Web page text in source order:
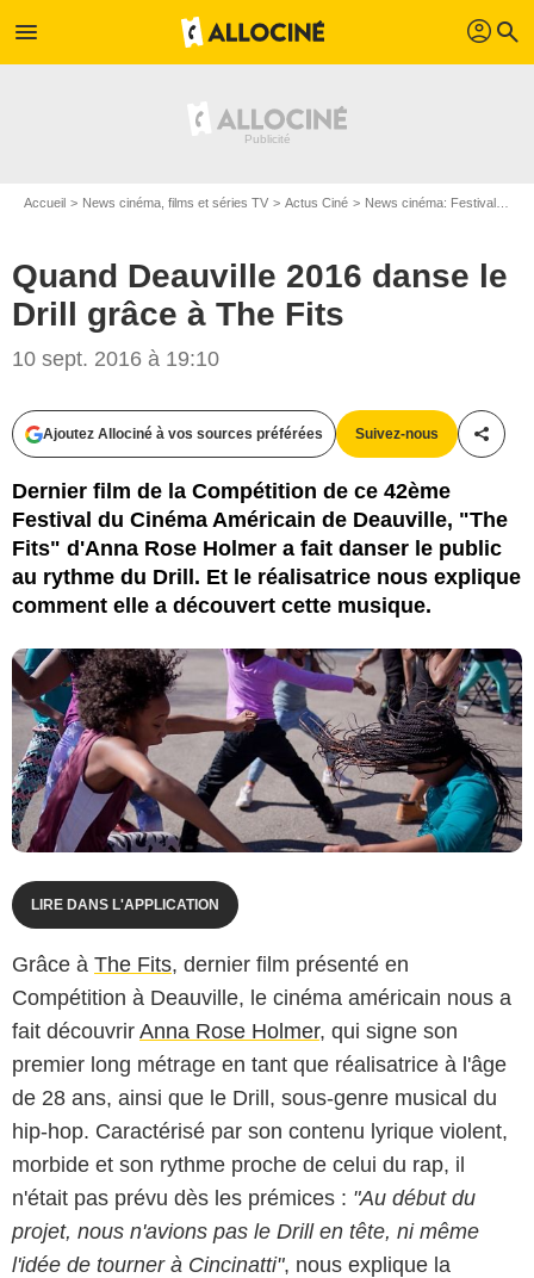
menu profil search
Accueil News cinéma, films et séries TV Actus Ciné News cinéma: Festivals
Quand Deauville 2016 danse le
Drill grâce à The Fits
10 sept. 2016 à 19:10
Ajoutez Allociné à vos sources préférées Suivez-nous
Dernier film de la Compétition de ce 42ème
Festival du Cinéma Américain de Deauville, "The
Fits" d'Anna Rose Holmer a fait danser le public
au rythme du Drill. Et le réalisatrice nous explique
comment elle a découvert cette musique.
ARP Sélection
LIRE DANS L'APPLICATION
Grâce à The Fits, dernier film présenté en
Compétition à Deauville, le cinéma américain nous a
fait découvrir Anna Rose Holmer, qui signe son
premier long métrage en tant que réalisatrice à l'âge
de 28 ans, ainsi que le Drill, sous-genre musical du
hip-hop. Caractérisé par son contenu lyrique violent,
morbide et son rythme proche de celui du rap, il
n'était pas prévu dès les prémices : "Au début du
projet, nous n'avions pas le Drill en tête, ni même
l'idée de tourner à Cincinatti", nous explique la